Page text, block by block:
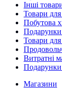
Інші
Товари для
Побутова
Подарунки
Товари
Витратні
Подарунки
Магазини